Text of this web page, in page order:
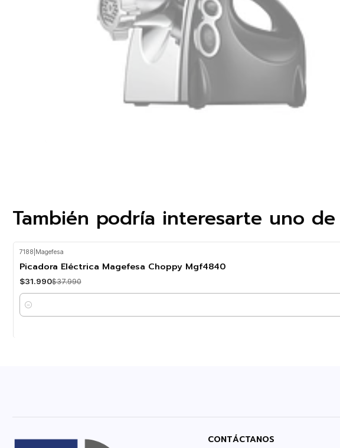
También podría interesarte uno
-16% OFF
7188 Magefesa
Picadora Eléctrica Magefesa Choppy Mgf4840
$31.990$37.990
Cantidad
CONTÁCTANOS